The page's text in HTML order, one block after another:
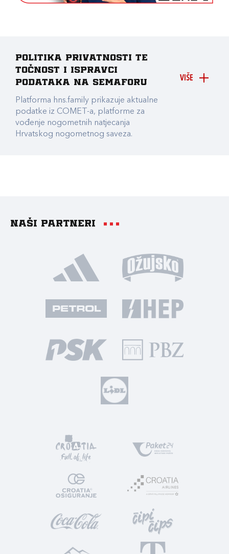
VIŠE
Politika privatnosti te
točnost i ispravci
podataka na Semaforu
Platforma hns.family prikazuje aktualne
podatke iz COMET-a, platforme za
vođenje nogometnih natjecanja
Hrvatskog nogometnog saveza.
Naši partneri